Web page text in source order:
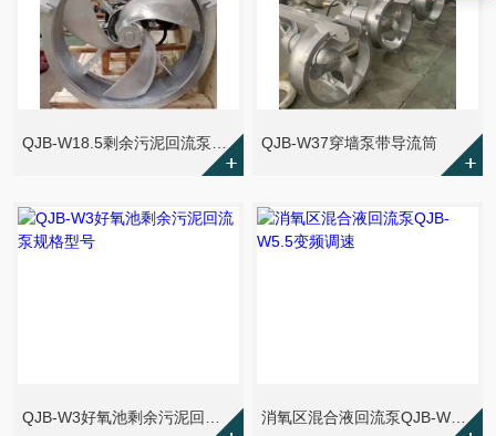
QJB-W18.5剩余污泥回流泵自动耦合安装 QJB-W37穿墙泵带导流筒
QJB-W3好氧池剩余污泥回流泵规格型号 消氧区混合液回流泵QJB-W5.5变频调速